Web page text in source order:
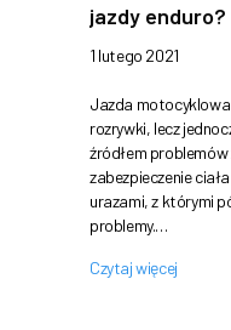
jazdy enduro?
1 lutego 2021
Jazda motocyklowa
rozrywki, lecz
źródłem
zabezpieczenie
urazami, z którymi
problemy.…
Czytaj więcej